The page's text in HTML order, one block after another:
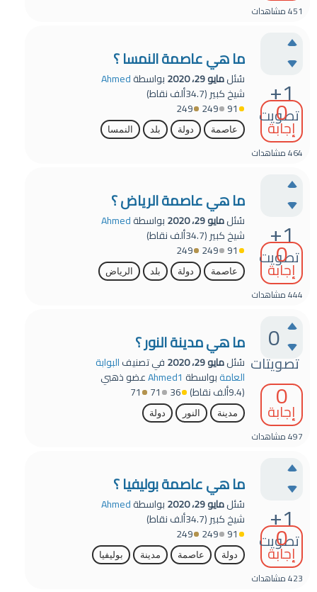
451مشاهدات
+1
تصويت
0
إجابة
464مشاهدات
ما هي عاصمة النمسا ؟
سُئلمايو 29، 2020 بواسطةAhmed
شيخ كبير(34.7ألف
نقاط)
91
249
249
عاصمة دولة بلد النمسا
+1
تصويت
0
إجابة
444مشاهدات
ما هي عاصمة الرياض ؟
سُئلمايو 29، 2020 بواسطةAhmed
شيخ كبير(34.7ألف
نقاط)
91
249
249
عاصمة دولة بلد الرياض
0
تصويتات
0
إجابة
497مشاهدات
ما هي مدينة النور ؟
سُئلمايو 29، 2020 في تصنيفالبوابة
العامةبواسطة Ahmed1عضو ذهبي
(9.4ألف نقاط) 36
71
71
مدينة النور دولة
+1
تصويت
0
إجابة
423مشاهدات
ما هي عاصمة بوليفيا ؟
سُئلمايو 29، 2020 بواسطةAhmed
شيخ كبير(34.7ألف
نقاط)
91
249
249
دولة عاصمة مدينة بوليفيا